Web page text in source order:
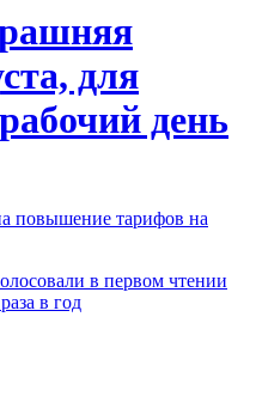
для
день
повышение тарифов на
в первом чтении
в год